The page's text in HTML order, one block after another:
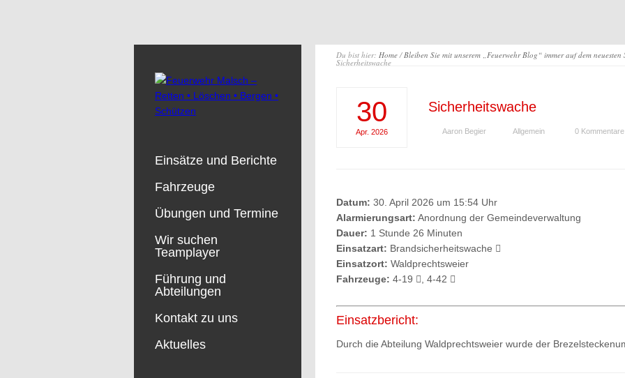
Du bist hier: Home/Bleiben Sie mit unserem „Feuerwehr Blog“ immer auf dem neuesten
Sicherheitswache
30
Apr. 2026
Sicherheitswache
Aaron Begier Allgemein 0 Kommentare
Datum: 30. April 2026 um 15:54 Uhr
Alarmierungsart: Anordnung der Gemeindeverwaltung
Dauer: 1 Stunde 26 Minuten
Einsatzart: Brandsicherheitswache
Einsatzort: Waldprechtsweier
Fahrzeuge: 4-19 , 4-42
Einsatzbericht:
Durch die Abteilung Waldprechtsweier wurde der
Einsätze und Berichte
Fahrzeuge
Übungen und Termine
Wir suchen
Teamplayer
Führung und
Abteilungen
Kontakt zu uns
Aktuelles